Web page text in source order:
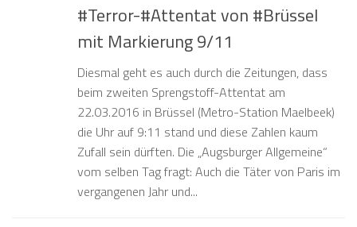
#Terror-#Attentat von #Brüssel
mit Markierung 9/11
Diesmal geht es auch durch die Zeitungen, dass
beim zweiten Sprengstoff-Attentat am
22.03.2016 in Brüssel (Metro-Station Maelbeek)
die Uhr auf 9:11 stand und diese Zahlen kaum
Zufall sein dürften. Die „Augsburger Allgemeine“
vom selben Tag fragt: Auch die Täter von Paris im
vergangenen Jahr und...